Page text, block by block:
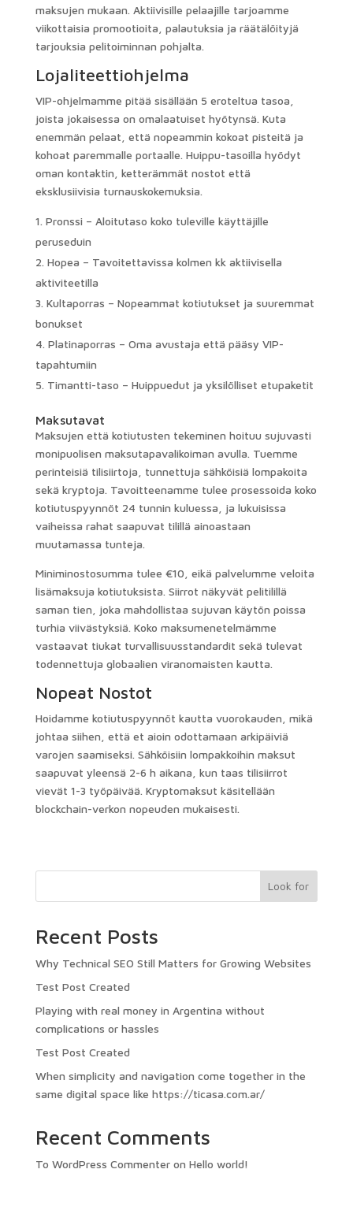
maksujen mukaan. Aktiivisille pelaajille tarjoamme
viikottaisia ​​promootioita, palautuksia ja räätälöityjä
tarjouksia pelitoiminnan pohjalta.
Lojaliteettiohjelma
VIP-ohjelmamme pitää sisällään 5 eroteltua tasoa,
joista jokaisessa on omalaatuiset hyötynsä. Kuta
enemmän pelaat, että nopeammin kokoat pisteitä ja
kohoat paremmalle portaalle. Huippu-tasoilla hyödyt
oman kontaktin, ketterämmät nostot että
eksklusiivisia turnauskokemuksia.
Pronssi – Aloitutaso koko tuleville käyttäjille
peruseduin
Hopea – Tavoitettavissa kolmen kk aktiivisella
aktiviteetilla
Kultaporras – Nopeammat kotiutukset ja suuremmat
bonukset
Platinaporras – Oma avustaja että pääsy VIP-
tapahtumiin
Timantti-taso – Huippuedut ja yksilölliset etupaketit
Maksutavat
Maksujen että kotiutusten tekeminen hoituu sujuvasti
monipuolisen maksutapavalikoiman avulla. Tuemme
perinteisiä tilisiirtoja, tunnettuja sähköisiä lompakoita
sekä kryptoja. Tavoitteenamme tulee prosessoida koko
kotiutuspyynnöt 24 tunnin kuluessa, ja lukuisissa
vaiheissa rahat saapuvat tilillä ainoastaan ​​
muutamassa tunteja.
Miniminostosumma tulee €10, eikä palvelumme veloita
lisämaksuja kotiutuksista. Siirrot näkyvät pelitilillä
saman tien, joka mahdollistaa sujuvan käytön poissa
turhia viivästyksiä. Koko maksumenetelmämme
vastaavat tiukat turvallisuusstandardit sekä tulevat
todennettuja globaalien viranomaisten kautta.
Nopeat Nostot
Hoidamme kotiutuspyynnöt kautta vuorokauden, mikä
johtaa siihen, että et aioin odottamaan arkipäiviä
varojen saamiseksi. Sähköisiin lompakkoihin maksut
saapuvat yleensä 2-6 h aikana, kun taas tilisiirrot
vievät 1-3 työpäivää. Kryptomaksut käsitellään
blockchain-verkon nopeuden mukaisesti.
Look for
Recent Posts
Why Technical SEO Still Matters for Growing Websites
Test Post Created
Playing with real money in Argentina without
complications or hassles
Test Post Created
When simplicity and navigation come together in the
same digital space like https://ticasa.com.ar/
Recent Comments
To WordPress Commenteron Hello world!